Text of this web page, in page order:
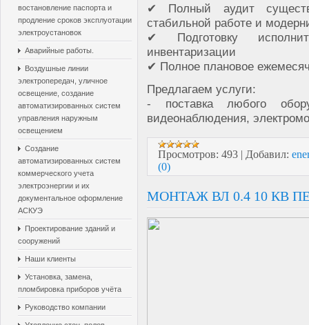
востановление паспорта и
продление сроков эксплуотации
электроустановок
Аварийные работы.
Воздушные линии
электропередач, уличное
освещение, создание
автоматизированных систем
управления наружным
освещением
Создание
автоматизированных систем
коммерческого учета
электроэнергии и их
документальное оформление
АСКУЭ
Проектирование зданий и
сооружений
Наши клиенты
Установка, замена,
пломбировка приборов учёта
Руководство компании
✔ Полный аудит
стабильной работе и
✔ Подготовку
инвентаризации
✔ Полное плановое
Предлагаем услуги:
- поставка любого
видеонаблюдения,
Просмотров: 493 | Добавил:
(0)
МОНТАЖ ВЛ 0.4 10 КВ